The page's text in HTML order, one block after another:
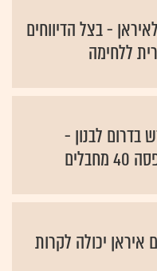
- בצל הדיווחים
ללחימה
בדרום לבנון -
יכולה לקרות